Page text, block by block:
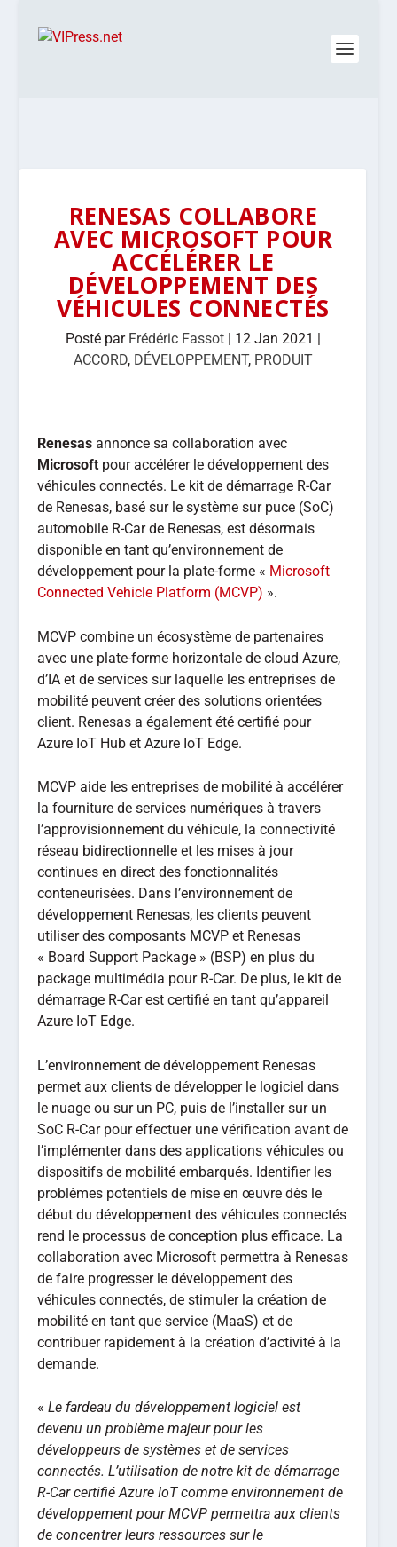
RENESAS COLLABORE
AVEC MICROSOFT POUR
ACCÉLÉRER LE
DÉVELOPPEMENT DES
VÉHICULES CONNECTÉS
Posté par Frédéric Fassot| 12 Jan 2021 |
ACCORD, DÉVELOPPEMENT, PRODUIT
Renesas annonce sa collaboration avec
Microsoft pour accélérer le développement des
véhicules connectés. Le kit de démarrage R-Car
de Renesas, basé sur le système sur puce (SoC)
automobile R-Car de Renesas, est désormais
disponible en tant qu’environnement de
développement pour la plate-forme « Microsoft
Connected Vehicle Platform (MCVP) ».
MCVP combine un écosystème de partenaires
avec une plate-forme horizontale de cloud Azure,
d’IA et de services sur laquelle les entreprises de
mobilité peuvent créer des solutions orientées
client. Renesas a également été certifié pour
Azure IoT Hub et Azure IoT Edge.
MCVP aide les entreprises de mobilité à accélérer
la fourniture de services numériques à travers
l’approvisionnement du véhicule, la connectivité
réseau bidirectionnelle et les mises à jour
continues en direct des fonctionnalités
conteneurisées. Dans l’environnement de
développement Renesas, les clients peuvent
utiliser des composants MCVP et Renesas
« Board Support Package » (BSP) en plus du
package multimédia pour R-Car. De plus, le kit de
démarrage R-Car est certifié en tant qu’appareil
Azure IoT Edge.
L’environnement de développement Renesas
permet aux clients de développer le logiciel dans
le nuage ou sur un PC, puis de l’installer sur un
SoC R-Car pour effectuer une vérification avant de
l’implémenter dans des applications véhicules ou
dispositifs de mobilité embarqués. Identifier les
problèmes potentiels de mise en œuvre dès le
début du développement des véhicules connectés
rend le processus de conception plus efficace. La
collaboration avec Microsoft permettra à Renesas
de faire progresser le développement des
véhicules connectés, de stimuler la création de
mobilité en tant que service (MaaS) et de
contribuer rapidement à la création d’activité à la
demande.
«Le fardeau du développement logiciel est
devenu un problème majeur pour les
développeurs de systèmes et de services
connectés. L’utilisation de notre kit de démarrage
R-Car certifié Azure IoT comme environnement de
développement pour MCVP permettra aux clients
de concentrer leurs ressources sur le